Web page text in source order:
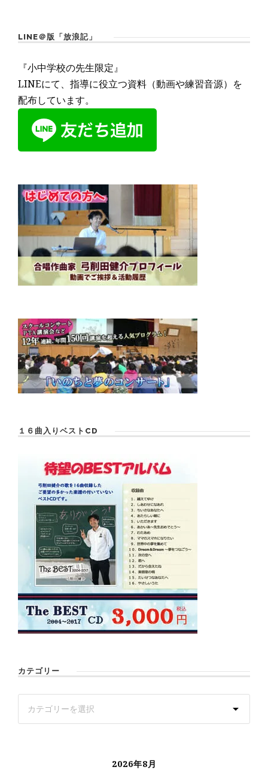
LINE＠版「放浪記」
『小中学校の先生限定』
LINEにて、指導に役立つ資料（動画や練習音源）を
配布しています。
１６曲入りベストCD
カテゴリー
2026年8月